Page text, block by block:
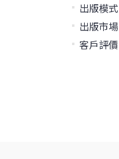
出版模式
出版市場
客戶評價